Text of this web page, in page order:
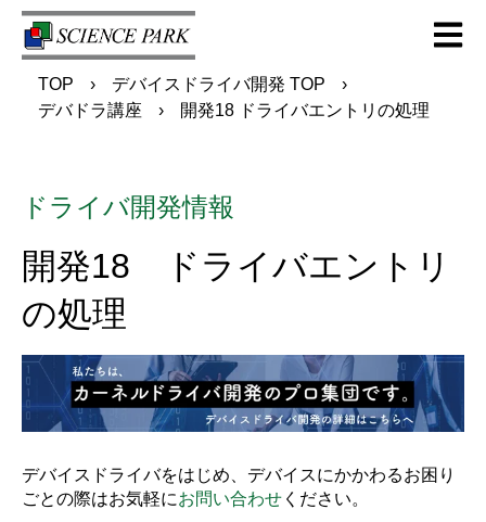
Open
TOP
デバイスドライバ開発 TOP
デバドラ講座
開発18 ドライバエントリの処理
ドライバ開発情報
開発18 ドライバエントリ
の処理
デバイスドライバをはじめ、デバイスにかかわるお困り
ごとの際はお気軽にお問い合わせ ください。